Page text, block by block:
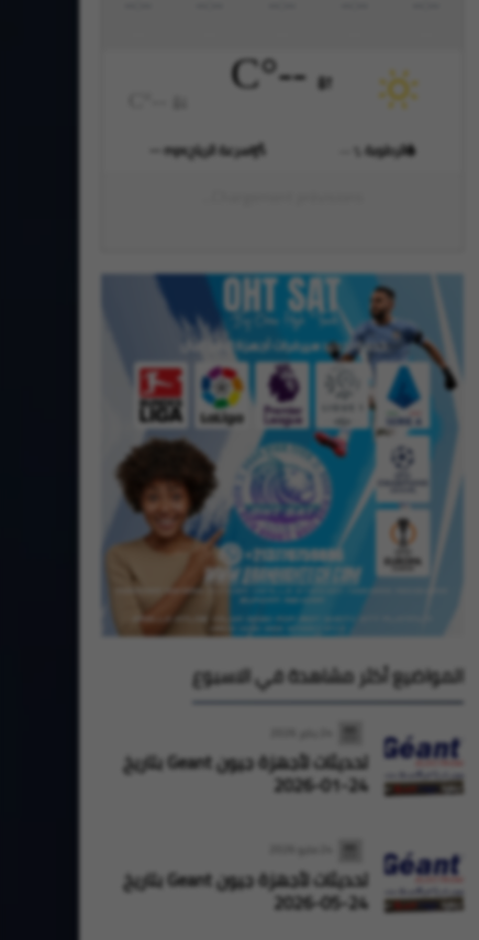
--
°C
الرطوبة % سرعة الرياحmps
المواضيع أكثر مشاهدة في الاسبوع
تحديثات لأجهزة جيون Geant بتاريخ
24-01-2026
تحديثات لأجهزة جيون Geant بتاريخ
24-05-2026